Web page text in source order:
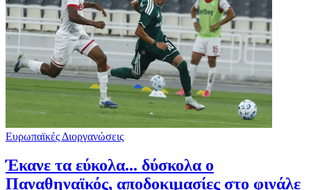
Ευρωπαϊκές Διοργανώσεις
Έκανε τα εύκολα... δύσκολα ο
Παναθηναϊκός, αποδοκιμασίες στο φινάλε